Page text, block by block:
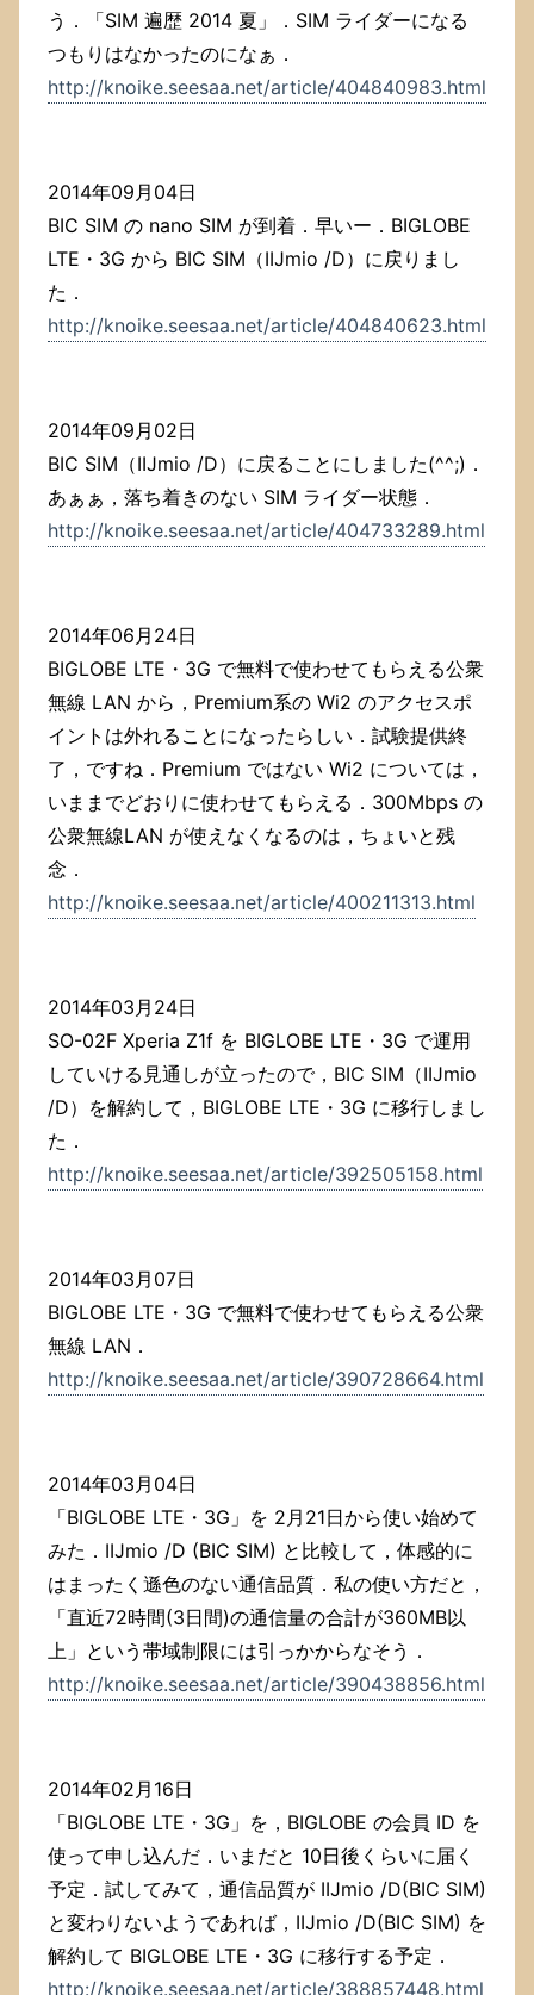
う．「SIM 遍歴 2014 夏」．SIM ライダーになる
つもりはなかったのになぁ．
http://knoike.seesaa.net/article/404840983.html
2014年09月04日
BIC SIM の nano SIM が到着．早いー．BIGLOBE
LTE・3G から BIC SIM（IIJmio /D）に戻りまし
た．
http://knoike.seesaa.net/article/404840623.html
2014年09月02日
BIC SIM（IIJmio /D）に戻ることにしました(^^;)．
あぁぁ，落ち着きのない SIM ライダー状態．
http://knoike.seesaa.net/article/404733289.html
2014年06月24日
BIGLOBE LTE・3G で無料で使わせてもらえる公衆
無線 LAN から，Premium系の Wi2 のアクセスポ
イントは外れることになったらしい．試験提供終
了，ですね．Premium ではない Wi2 については，
いままでどおりに使わせてもらえる．300Mbps の
公衆無線LAN が使えなくなるのは，ちょいと残
念．
http://knoike.seesaa.net/article/400211313.html
2014年03月24日
SO-02F Xperia Z1f を BIGLOBE LTE・3G で運用
していける見通しが立ったので，BIC SIM（IIJmio
/D）を解約して，BIGLOBE LTE・3G に移行しまし
た．
http://knoike.seesaa.net/article/392505158.html
2014年03月07日
BIGLOBE LTE・3G で無料で使わせてもらえる公衆
無線 LAN．
http://knoike.seesaa.net/article/390728664.html
2014年03月04日
「BIGLOBE LTE・3G」を 2月21日から使い始めて
みた．IIJmio /D (BIC SIM) と比較して，体感的に
はまったく遜色のない通信品質．私の使い方だと，
「直近72時間(3日間)の通信量の合計が360MB以
上」という帯域制限には引っかからなそう．
http://knoike.seesaa.net/article/390438856.html
2014年02月16日
「BIGLOBE LTE・3G」を，BIGLOBE の会員 ID を
使って申し込んだ．いまだと 10日後くらいに届く
予定．試してみて，通信品質が IIJmio /D(BIC SIM)
と変わりないようであれば，IIJmio /D(BIC SIM) を
解約して BIGLOBE LTE・3G に移行する予定．
http://knoike.seesaa.net/article/388857448.html